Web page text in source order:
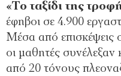
«Το ταξίδι της
έφηβοι σε 4.900
Μέσα από επισκέψεις
οι μαθητές συνέλεξαν
από 20 τόνους